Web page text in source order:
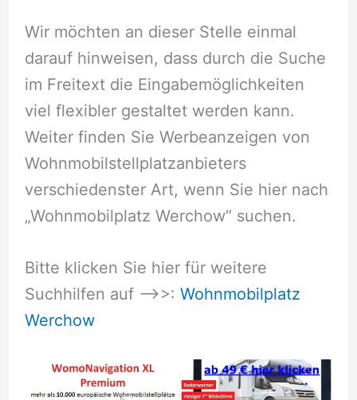
Wir möchten an dieser Stelle einmal
darauf hinweisen, dass durch die Suche
im Freitext die Eingabemöglichkeiten
viel flexibler gestaltet werden kann.
Weiter finden Sie Werbeanzeigen von
Wohnmobilstellplatzanbieters
verschiedenster Art, wenn Sie hier nach
„Wohnmobilplatz Werchow“ suchen.
Bitte klicken Sie hier für weitere
Suchhilfen auf –>>: Wohnmobilplatz
Werchow